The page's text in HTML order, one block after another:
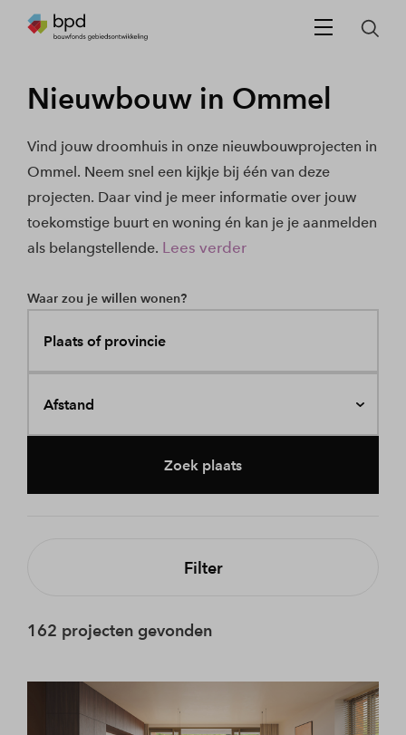
Nieuwbouw in Ommel
Vind jouw droomhuis in onze nieuwbouwprojecten in
Ommel. Neem snel een kijkje bij één van deze
projecten. Daar vind je meer informatie over jouw
toekomstige buurt en woning én kan je je aanmelden
als belangstellende. Lees verder
Waar zou je willen wonen?
Plaats of provincie
Afstand
Zoek plaats
Filter
162 projecten gevonden